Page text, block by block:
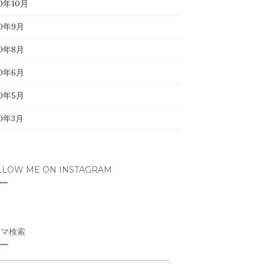
10月
9月
8月
6月
5月
3月
ME ON INSTAGRAM
検索